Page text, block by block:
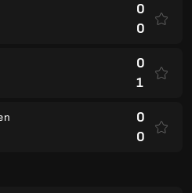
0
0
0
1
0
0